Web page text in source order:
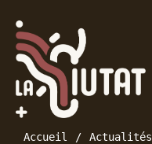
Accueil Actualités